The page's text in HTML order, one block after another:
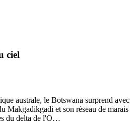
ciel
australe, le Botswana surprend avec
Makgadikgadi et son réseau de marais
du delta de l'O…